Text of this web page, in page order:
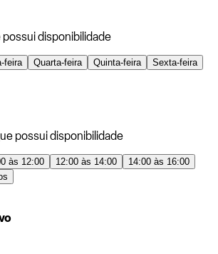
possui disponibilidade
feira Quarta-feira Quinta-feira
Sexta-feira
possui disponibilidade
às 12:00 12:00 às 14:00
14:00 às 16:00